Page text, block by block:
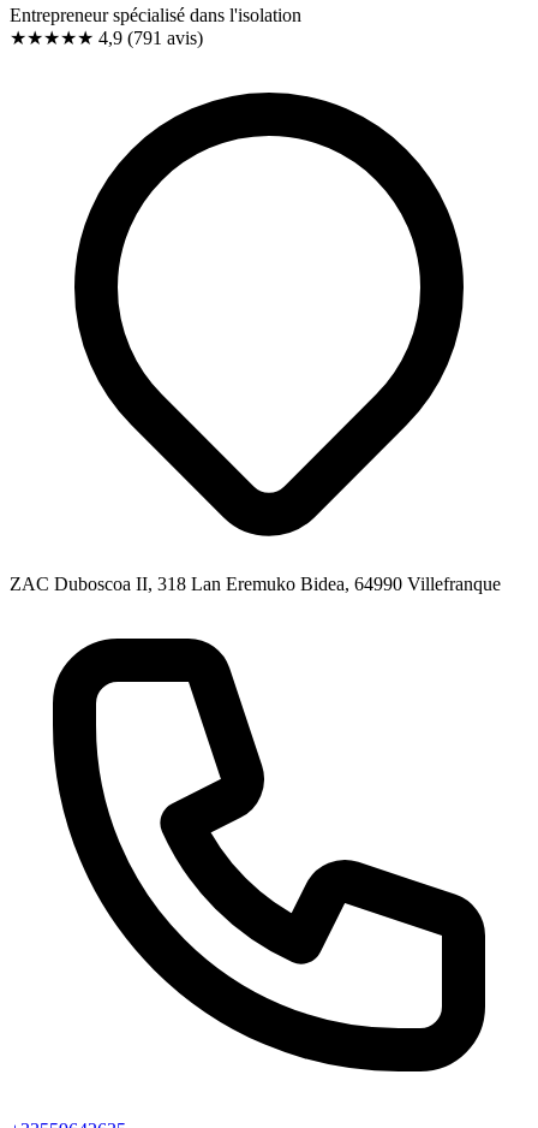
Entrepreneur spécialisé dans l'isolation
★★★★★ 4,9 (791 avis)
ZAC Duboscoa II, 318 Lan Eremuko Bidea, 64990 Villefranque